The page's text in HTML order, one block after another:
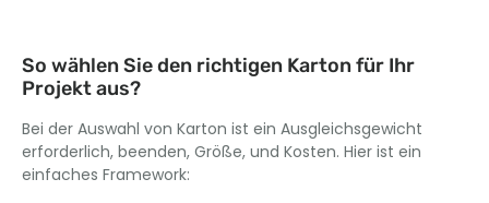
So wählen Sie den richtigen Karton für Ihr
Projekt aus?
Bei der Auswahl von Karton ist ein Ausgleichsgewicht
erforderlich, beenden, Größe, und Kosten. Hier ist ein
einfaches Framework: